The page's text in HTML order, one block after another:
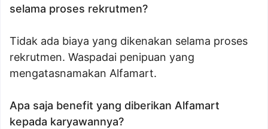
selama proses rekrutmen?
Tidak ada biaya yang dikenakan selama proses
rekrutmen. Waspadai penipuan yang
mengatasnamakan Alfamart.
Apa saja benefit yang diberikan Alfamart
kepada karyawannya?